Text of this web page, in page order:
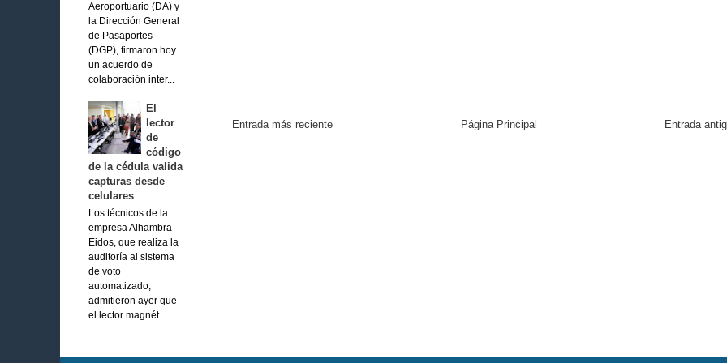
Aeroportuario (DA) y
la Dirección General
de Pasaportes
(DGP), firmaron hoy
un acuerdo de
colaboración inter...
El
lector
de
código
de la cédula valida
capturas desde
celulares
Los técnicos de la
empresa Alhambra
Eidos, que realiza la
auditoría al sistema
de voto
automatizado,
admitieron ayer que
el lector magnét...
Entrada más reciente Entrada
Página Principal